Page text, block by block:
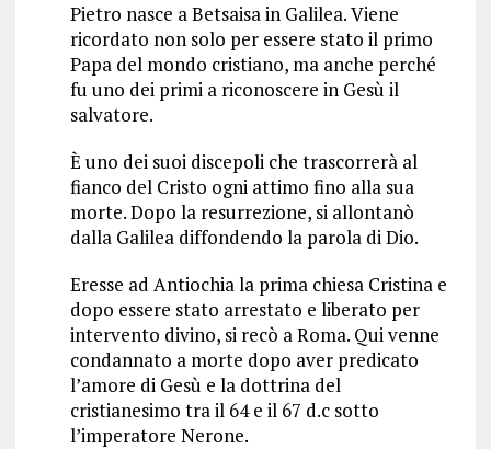
Pietro nasce a Betsaisa in Galilea. Viene
ricordato non solo per essere stato il primo
Papa del mondo cristiano, ma anche perché
fu uno dei primi a riconoscere in Gesù il
salvatore.
È uno dei suoi discepoli che trascorrerà al
fianco del Cristo ogni attimo fino alla sua
morte. Dopo la resurrezione, si allontanò
dalla Galilea diffondendo la parola di Dio.
Eresse ad Antiochia la prima chiesa Cristina e
dopo essere stato arrestato e liberato per
intervento divino, si recò a Roma. Qui venne
condannato a morte dopo aver predicato
l’amore di Gesù e la dottrina del
cristianesimo tra il 64 e il 67 d.c sotto
l’imperatore Nerone.